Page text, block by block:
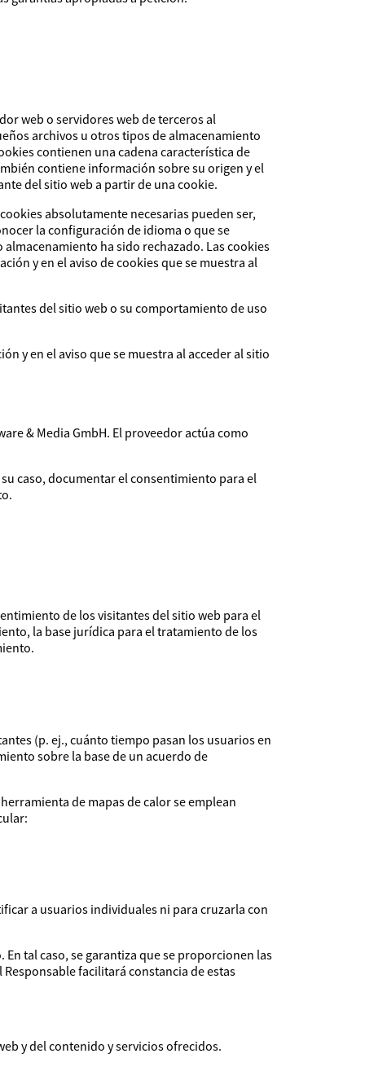
web o servidores web de terceros al
archivos u otros tipos de almacenamiento
contienen una cadena característica de
contiene información sobre su origen y el
del sitio web a partir de una cookie.
absolutamente necesarias pueden ser,
la configuración de idioma o que se
ha sido rechazado. Las cookies
y en el aviso de cookies que se muestra al
del sitio web o su comportamiento de uso
y en el aviso que se muestra al acceder al sitio
& Media GmbH. El proveedor actúa como
caso, documentar el consentimiento para el
de los visitantes del sitio web para el
la base jurídica para el tratamiento de los
(p. ej., cuánto tiempo pasan los usuarios en
sobre la base de un acuerdo de
de mapas de calor se emplean
a usuarios individuales ni para cruzarla con
tal caso, se garantiza que se proporcionen las
facilitará constancia de estas
y del contenido y servicios ofrecidos.